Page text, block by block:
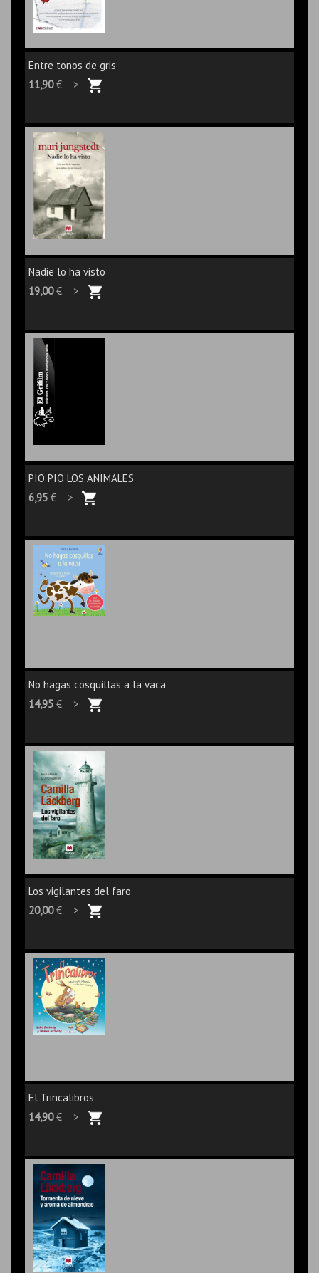
Entre tonos de gris
11,90€ >
Nadie lo ha visto
19,00€ >
PIO PIO LOS ANIMALES
6,95 € >
No hagas cosquillas a la vaca
14,95 € >
Los vigilantes del faro
20,00€ >
El Trincalibros
14,90€ >